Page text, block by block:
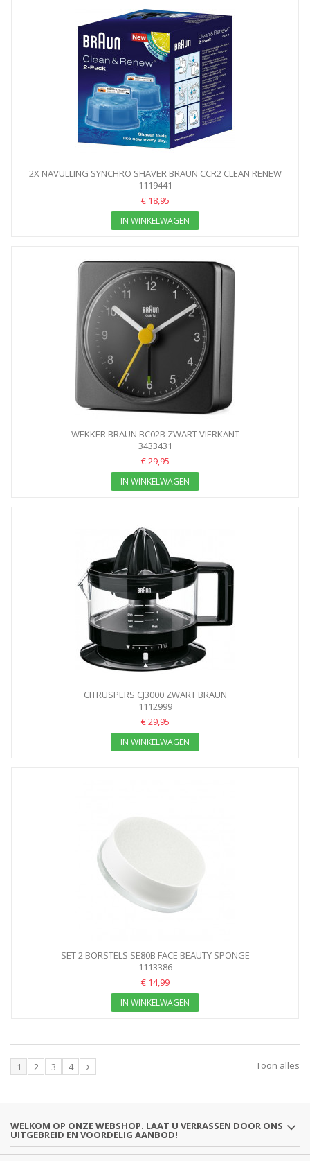
2X NAVULLING SYNCHRO SHAVER BRAUN CCR2 CLEAN RENEW
1119441
€ 18,95
IN WINKELWAGEN
WEKKER BRAUN BC02B ZWART VIERKANT
3433431
€ 29,95
IN WINKELWAGEN
CITRUSPERS CJ3000 ZWART BRAUN
1112999
€ 29,95
IN WINKELWAGEN
SET 2 BORSTELS SE80B FACE BEAUTY SPONGE
REINIGINGSBORSTEL
1113386
€ 14,99
IN WINKELWAGEN
Toon alles
1 2 3 4
WELKOM OP ONZE WEBSHOP. LAAT U VERRASSEN DOOR ONS
UITGEBREID EN VOORDELIG AANBOD!